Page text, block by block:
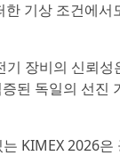
기상 조건에
장비의 신뢰
된 독일의 선
KIMEX 2026